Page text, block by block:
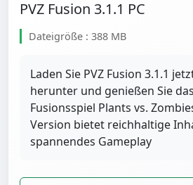
PVZ Fusion 3.1.1 PC
Dateigröße : 388 MB
Laden Sie PVZ Fusion 3.1.1
herunter und genießen Sie
Fusionsspiel Plants vs.
Version bietet reichhaltige
spannendes Gameplay